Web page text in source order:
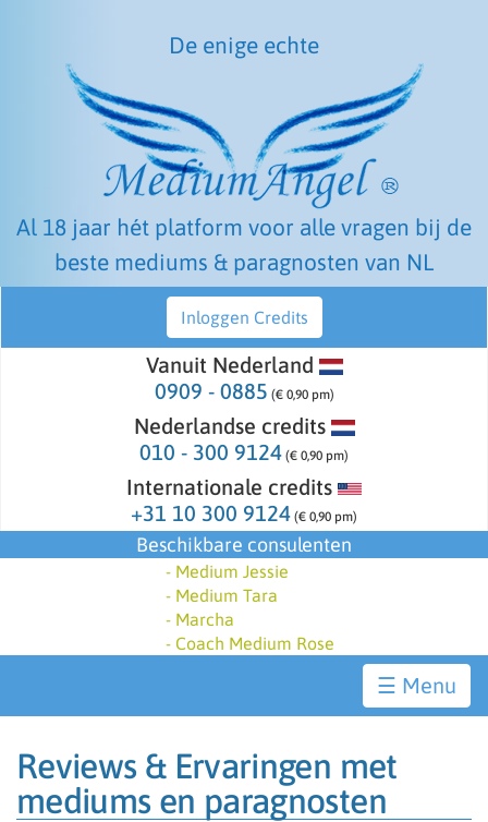
De enige echte
Al 18 jaar hét platform voor alle vragen bij de
beste mediums & paragnosten van NL
Inloggen Credits
Vanuit Nederland
0909 - 0885 (€ 0,90 pm)
Nederlandse credits
010 - 300 9124 (€ 0,90 pm)
Internationale credits
+31 10 300 9124 (€ 0,90 pm)
Beschikbare consulenten
- Medium Jessie
- Medium Tara
- Marcha
- Coach Medium Rose
☰
Reviews & Ervaringen met
mediums en paragnosten